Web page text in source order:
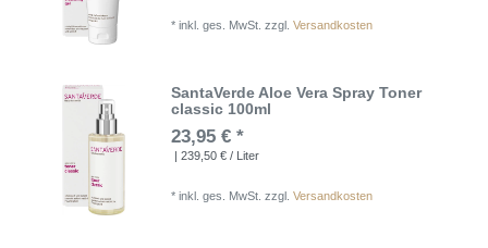
*inkl. ges. MwSt. zzgl.Versandkosten
SantaVerde Aloe Vera Spray Toner
classic 100ml
23,95 € *
| 239,50 € / Liter
*inkl. ges. MwSt. zzgl.Versandkosten